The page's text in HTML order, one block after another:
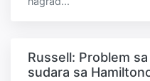
Russell: Problem
sudara sa